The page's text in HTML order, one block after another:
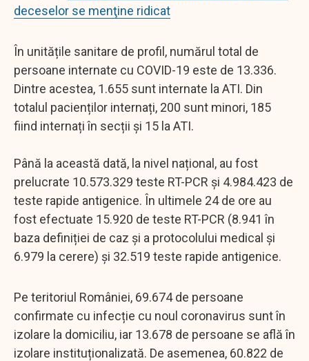
deceselor se menţine ridicat
În unitățile sanitare de profil, numărul total de
persoane internate cu COVID-19 este de 13.336.
Dintre acestea, 1.655 sunt internate la ATI. Din
totalul pacienților internați, 200 sunt minori, 185
fiind internați în secții și 15 la ATI.
Până la această dată, la nivel național, au fost
prelucrate 10.573.329 teste RT-PCR și 4.984.423 de
teste rapide antigenice. În ultimele 24 de ore au
fost efectuate 15.920 de teste RT-PCR (8.941 în
baza definiției de caz și a protocolului medical și
6.979 la cerere) și 32.519 teste rapide antigenice.
Pe teritoriul României, 69.674 de persoane
confirmate cu infecție cu noul coronavirus sunt în
izolare la domiciliu, iar 13.678 de persoane se află în
izolare instituționalizată. De asemenea, 60.822 de